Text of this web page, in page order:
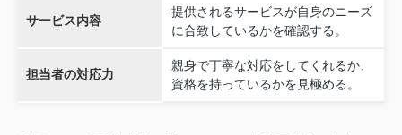
サービス内容
提供されるサービスが自身のニーズ
に合致しているかを確認する。
担当者の対応力
親身で丁寧な対応をしてくれるか、
資格を持っているかを見極める。